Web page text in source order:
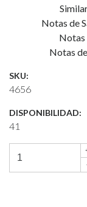
Notas de
Notas
Notas
SKU:
4656
DISPONIBILIDAD:
41